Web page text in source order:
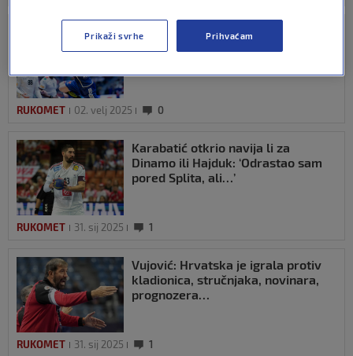
Francuska u napetoj završnici
RUKOMET 02. velj 2025 0
Karabatić otkrio navija li za
Dinamo ili Hajduk: ‘Odrastao sam
pored Splita, ali…’
RUKOMET 31. sij 2025 1
Vujović: Hrvatska je igrala protiv
kladionica, stručnjaka, novinara,
prognozera…
RUKOMET 31. sij 2025 1
Prikaži svrhe Prihvaćam